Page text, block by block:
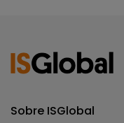
Sobre ISGlobal